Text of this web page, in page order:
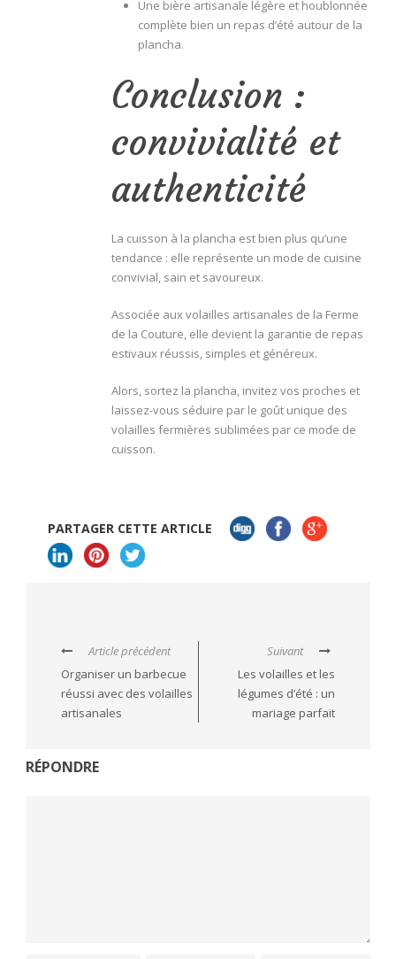
Une bière artisanale légère et houblonnée
complète bien un repas d’été autour de la
plancha.
Conclusion :
convivialité et
authenticité
La cuisson à la plancha est bien plus qu’une
tendance : elle représente un mode de cuisine
convivial, sain et savoureux.
Associée aux volailles artisanales de la Ferme
de la Couture, elle devient la garantie de repas
estivaux réussis, simples et généreux.
Alors, sortez la plancha, invitez vos proches et
laissez-vous séduire par le goût unique des
volailles fermières sublimées par ce mode de
cuisson.
PARTAGER CETTE ARTICLE
Article précédent
Organiser un barbecue
réussi avec des volailles
artisanales
Suivant
Les volailles et les
légumes d’été : un
mariage parfait
RÉPONDRE